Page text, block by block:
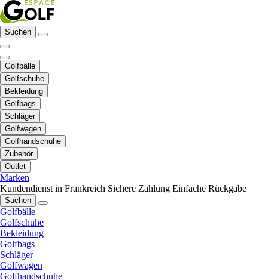
Suchen
Golfbälle
Golfschuhe
Bekleidung
Golfbags
Schläger
Golfwagen
Golfhandschuhe
Zubehör
Outlet
Marken
Kundendienst in Frankreich Sichere Zahlung Einfache Rückgabe
Suchen
Golfbälle
Golfschuhe
Bekleidung
Golfbags
Schläger
Golfwagen
Golfhandschuhe